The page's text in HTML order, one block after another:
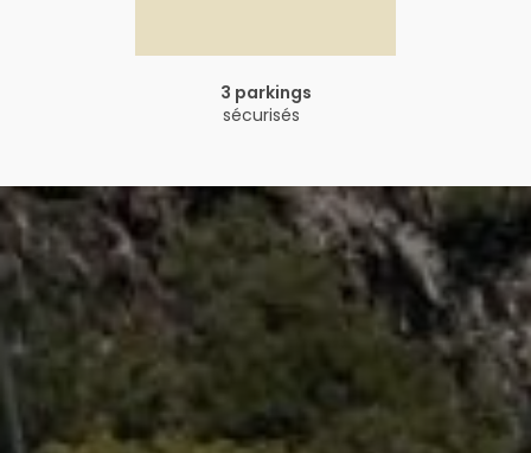
3 parkings
sécurisés